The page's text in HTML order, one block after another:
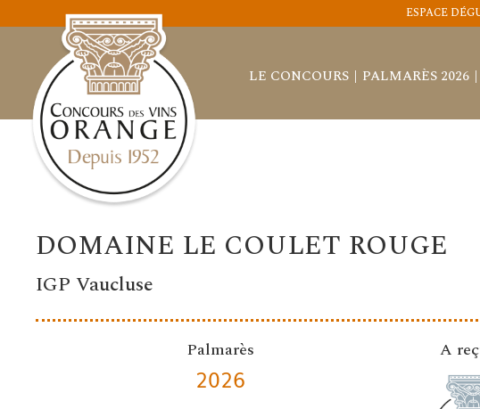
ESPACE
LE CONCOURS PALMARÈS 2026
DOMAINE LE COULET ROUGE
IGP Vaucluse
Palmarès
2026
A